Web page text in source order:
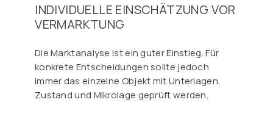
INDIVIDUELLE EINSCHÄTZUNG VOR
VERMARKTUNG
Die Marktanalyse ist ein guter Einstieg. Für
konkrete Entscheidungen sollte jedoch
immer das einzelne Objekt mit Unterlagen,
Zustand und Mikrolage geprüft werden.